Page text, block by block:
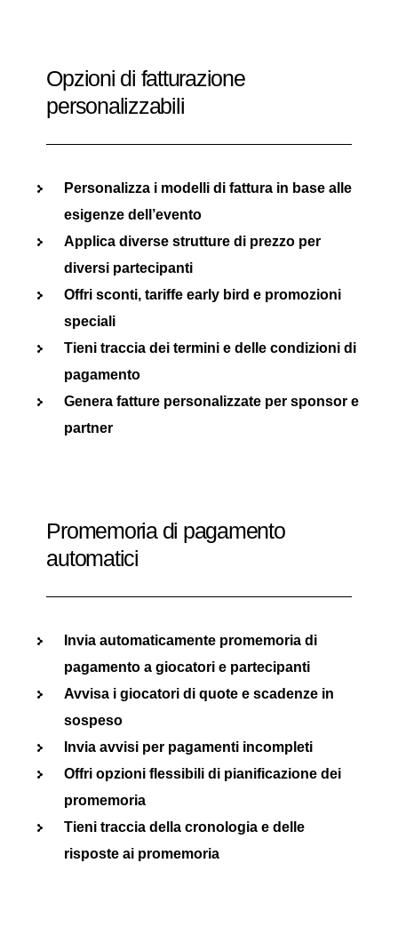
Opzioni di fatturazione
personalizzabili
Personalizza i modelli di fattura in base alle
esigenze dell’evento
Applica diverse strutture di prezzo per
diversi partecipanti
Offri sconti, tariffe early bird e promozioni
speciali
Tieni traccia dei termini e delle condizioni di
pagamento
Genera fatture personalizzate per sponsor e
partner
Promemoria di pagamento
automatici
Invia automaticamente promemoria di
pagamento a giocatori e partecipanti
Avvisa i giocatori di quote e scadenze in
sospeso
Invia avvisi per pagamenti incompleti
Offri opzioni flessibili di pianificazione dei
promemoria
Tieni traccia della cronologia e delle
risposte ai promemoria